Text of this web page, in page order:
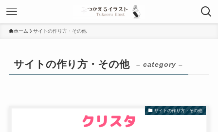
ホーム サイトの作り方・その他
サイトの作り方・その他 – category –
サイトの作り方・その他